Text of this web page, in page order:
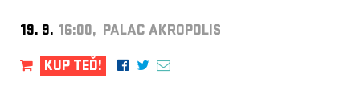
19. 9. 16:00, PALÁC AKROPOLIS
KUP TEĎ!